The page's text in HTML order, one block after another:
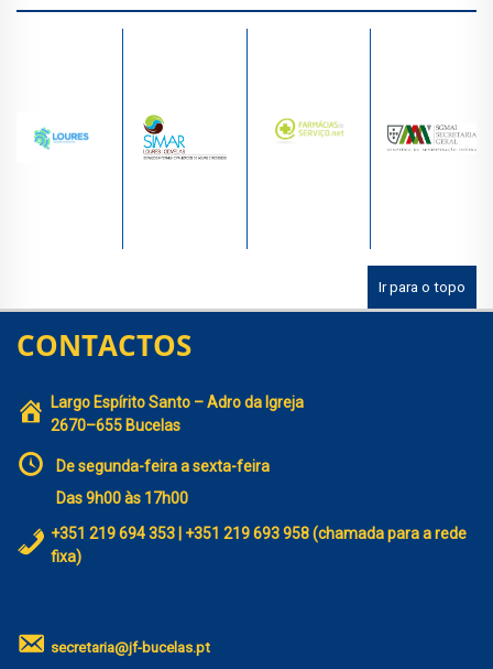
Ir para o topo
CONTACTOS
Largo Espírito Santo – Adro da Igreja
2670–655 Bucelas
De segunda-feira a sexta-feira
Das 9h00 às 17h00
+351 219 694 353 | +351 219 693 958 (chamada para a rede
fixa)
secretaria@jf-bucelas.pt